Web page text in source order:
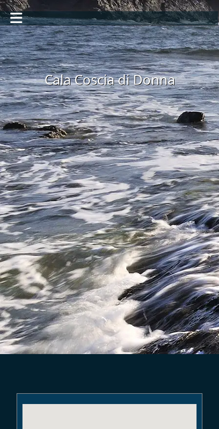
Cala Coscia di Donna